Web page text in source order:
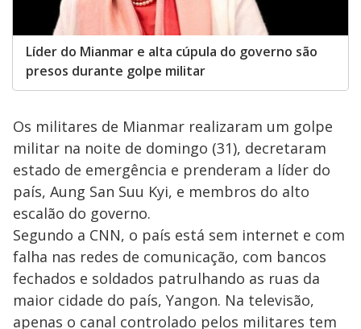
Líder do Mianmar e alta cúpula do governo são
presos durante golpe militar
Os militares de Mianmar realizaram um golpe
militar na noite de domingo (31), decretaram
estado de emergência e prenderam a líder do
país, Aung San Suu Kyi, e membros do alto
escalão do governo.
Segundo a CNN, o país está sem internet e com
falha nas redes de comunicação, com bancos
fechados e soldados patrulhando as ruas da
maior cidade do país, Yangon. Na televisão,
apenas o canal controlado pelos militares tem